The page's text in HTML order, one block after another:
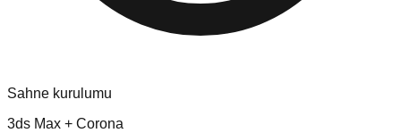
Sahne kurulumu
3ds Max + Corona